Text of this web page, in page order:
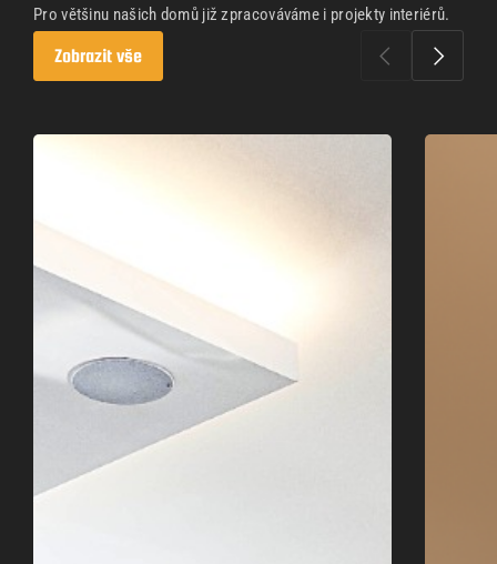
Pro většinu našich domů již zpracováváme i projekty interiérů.
Zobrazit vše